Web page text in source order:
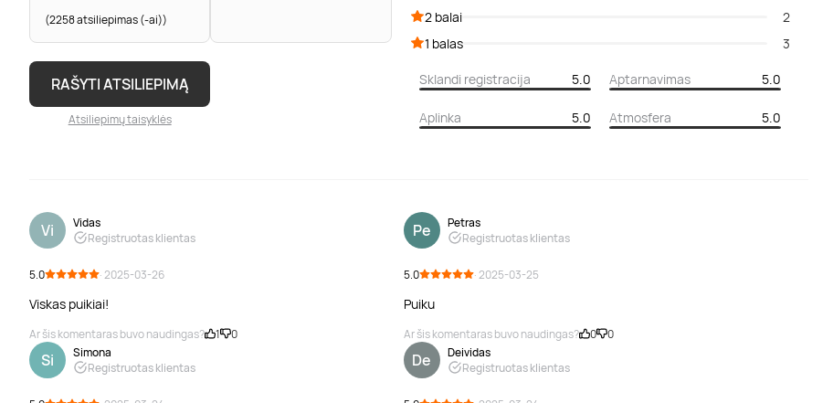
(2258 atsiliepimas (-ai))
RAŠYTI ATSILIEPIMĄ
Atsiliepimų taisyklės
2 balai
2
1 balas
3
Sklandi registracija 5.0 Aptarnavimas 5.0
Aplinka 5.0 Atmosfera 5.0
Vi
Vidas
Registruotas klientas
5.0 · 2025-03-26
Viskas puikiai!
Ar šis komentaras buvo naudingas? 1 0
Pe
Petras
Registruotas klientas
5.0 · 2025-03-25
Puiku
Ar šis komentaras buvo naudingas? 0 0
Si
Simona
Registruotas klientas
De
Deividas
Registruotas klientas